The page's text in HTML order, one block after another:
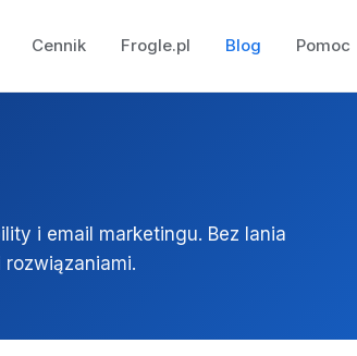
Cennik Frogle.pl Blog Pomoc
i email marketingu. Bez lania